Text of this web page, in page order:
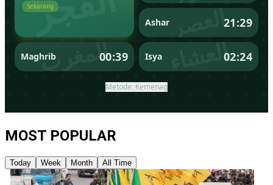
MOST POPULAR
Today Week Month All Time